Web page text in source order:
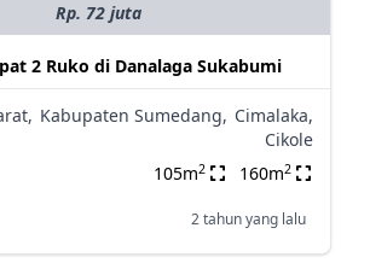
Rp. 72 juta
2 Ruko di Danalaga Sukabumi
Kabupaten Sumedang, Cimalaka,
Cikole
105m2 160m2
2 tahun yang lalu